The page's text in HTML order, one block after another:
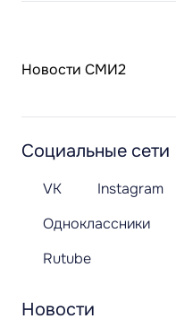
Новости СМИ2
Новости
Социальные сети
VK Instagram
Одноклассники
Rutube